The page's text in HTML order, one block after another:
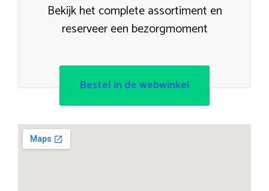
Bekijk het complete assortiment en
reserveer een bezorgmoment
Bestel in de webwinkel